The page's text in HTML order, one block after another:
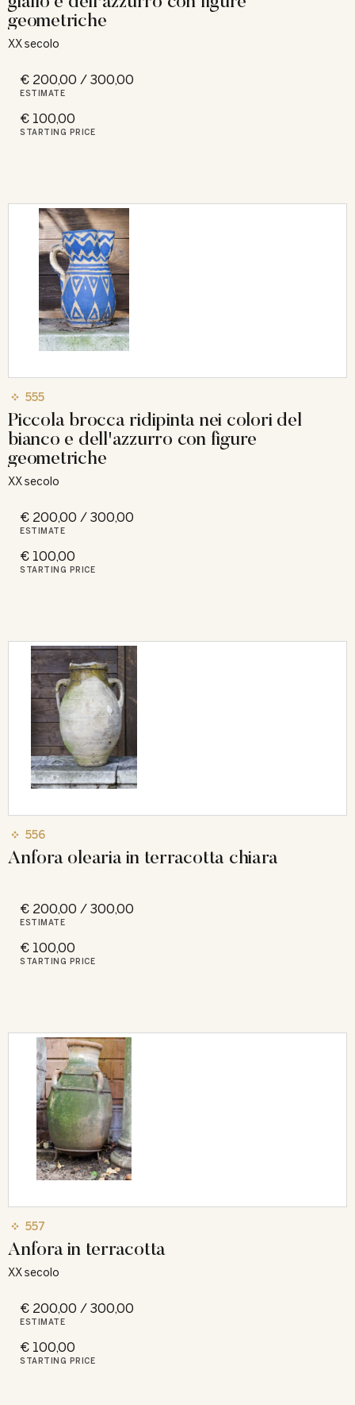
geometriche
XX secolo
€ 200,00 / 300,00
ESTIMATE
€ 100,00
STARTING PRICE
555
Piccola brocca ridipinta nei colori del
bianco e dell'azzurro con figure
geometriche
XX secolo
€ 200,00 / 300,00
ESTIMATE
€ 100,00
STARTING PRICE
556
Anfora olearia in terracotta chiara
€ 200,00 / 300,00
ESTIMATE
€ 100,00
STARTING PRICE
557
Anfora in terracotta
XX secolo
€ 200,00 / 300,00
ESTIMATE
€ 100,00
STARTING PRICE